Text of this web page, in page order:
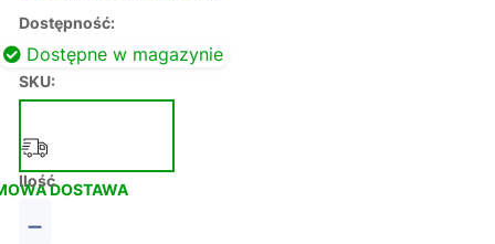
Dostępność:
Dostępne w magazynie
SKU:
DOSTAWA
Ilość
−